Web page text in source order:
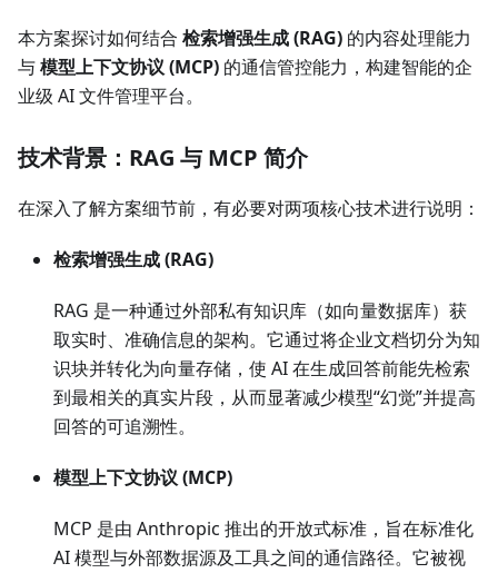
本方案探讨如何结合 检索增强生成 (RAG) 的内容处理能力
与模型上下文协议 (MCP) 的通信管控能力，构建智能的企
业级 AI 文件管理平台。
技术背景：RAG 与 MCP 简介
在深入了解方案细节前，有必要对两项核心技术进行说明：
检索增强生成 (RAG)
RAG 是一种通过外部私有知识库（如向量数据库）获
取实时、准确信息的架构。它通过将企业文档切分为知
识块并转化为向量存储，使 AI 在生成回答前能先检索
到最相关的真实片段，从而显著减少模型“幻觉”并提高
回答的可追溯性。
模型上下文协议 (MCP)
MCP 是由 Anthropic 推出的开放式标准，旨在标准化
AI 模型与外部数据源及工具之间的通信路径。它被视